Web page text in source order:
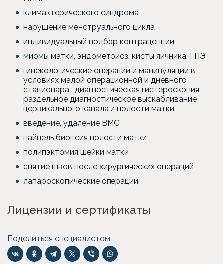
климактерического синдрома
нарушение менструального цикла
индивидуальный подбор контрацепции
миомы матки, эндометриоз, кисты яичника, ГПЭ
гинекологические операции и манипуляции в
условиях малой операционной и дневного
стационара : диагностическая гистероскопия,
раздельное диагностическое выскабливание
цервикального канала и полости матки
введение, удаление ВМС
пайпель биопсия полости матки
полипэктомия шейки матки
снятие швов после хирургических операций
лапароскопические операции
Лицензии и сертификаты
Поделиться специалистом